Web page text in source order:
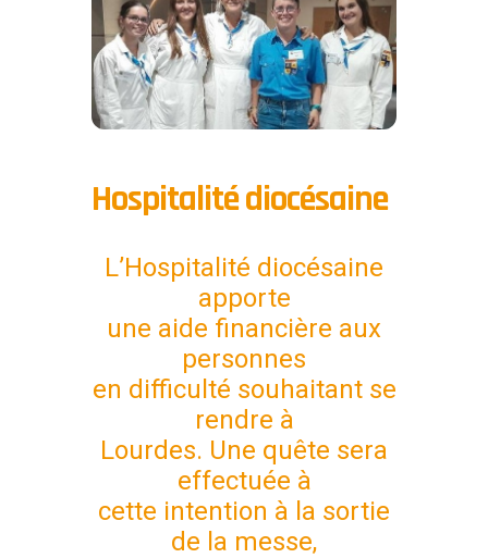
Hospitalité diocésaine
L’Hospitalité diocésaine
apporte
une aide financière aux
personnes
en difficulté souhaitant se
rendre à
Lourdes. Une quête sera
effectuée à
cette intention à la sortie
de la messe,